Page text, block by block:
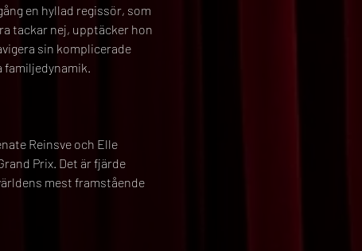
en hyllad regissör, som
tackar nej, upptäcker hon
sin komplicerade
familjedynamik.
Reinsve och Elle
Prix. Det är fjärde
mest framstående